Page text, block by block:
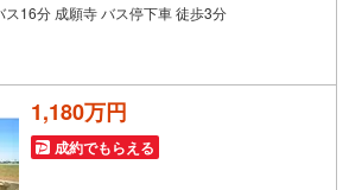
している好立地！
」駅まで徒歩15分！
歩3分と、お子様の通学も安心・安全の距離です
7分、ミニストップまで徒歩1分と生活利便施設
が身近に揃っています。
16分 成願寺 バス停下車 徒歩3分
1,180万円
成約でもらえる